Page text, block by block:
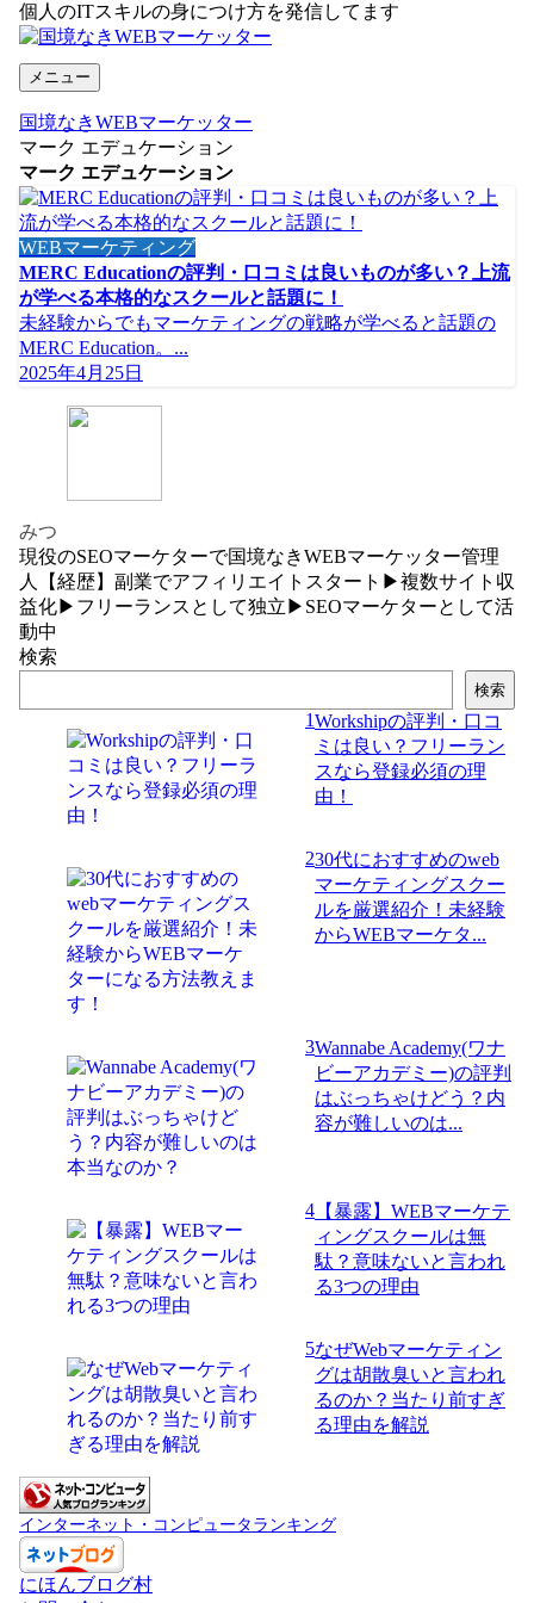
個人のITスキルの身につけ方を発信してます
メニュー
国境なきWEBマーケッター
マーク エデュケーション
マーク エデュケーション
WEBマーケティング
MERC Educationの評判・口コミは良いものが多い？上流
が学べる本格的なスクールと話題に！
未経験からでもマーケティングの戦略が学べると話題の
MERC Education。...
2025年4月25日
みつ
現役のSEOマーケターで国境なきWEBマーケッター管理
人【経歴】副業でアフィリエイトスタート▶複数サイト収
益化▶フリーランスとして独立▶SEOマーケターとして活
動中
検索
検索
1Workshipの評判・口コ
ミは良い？フリーラン
スなら登録必須の理
由！
230代におすすめのweb
マーケティングスクー
ルを厳選紹介！未経験
からWEBマーケタ...
3Wannabe Academy(ワナ
ビーアカデミー)の評判
はぶっちゃけどう？内
容が難しいのは...
4 【暴露】WEBマーケテ
ィングスクールは無
駄？意味ないと言われ
る3つの理由
5なぜWebマーケティン
グは胡散臭いと言われ
るのか？当たり前すぎ
る理由を解説
インターネット・コンピュータランキング
にほんブログ村